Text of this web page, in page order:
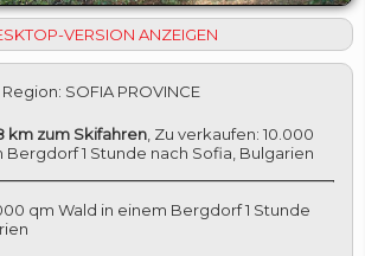
VERSION ANZEIGEN
Region: SOFIA PROVINCE
km zum Skifahren Zu verkaufen: 10.000
Bergdorf 1 Stunde nach Sofia, Bulgarien
qm Wald in einem Bergdorf 1 Stunde